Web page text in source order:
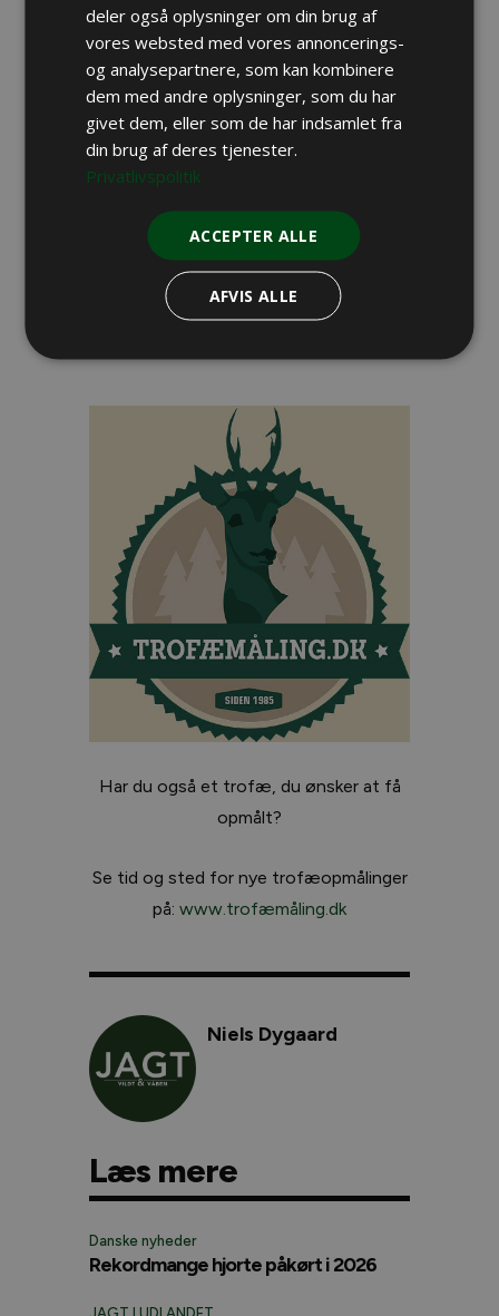
Har du også et trofæ, du ønsker at få
opmålt?
Se tid og sted for nye trofæopmålinger
på: www.trofæmåling.dk
Niels Dygaard
Læs mere
Danske nyheder
Rekordmange hjorte påkørt i 2026
deler også oplysninger om din brug af
vores websted med vores annoncerings-
og analysepartnere, som kan kombinere
dem med andre oplysninger, som du har
givet dem, eller som de har indsamlet fra
din brug af deres tjenester.
Privatlivspolitik
ACCEPTER ALLE
AFVIS ALLE